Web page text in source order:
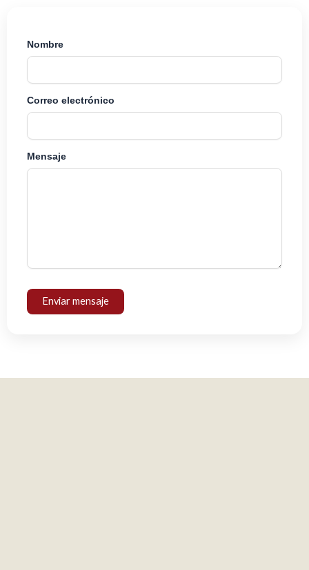
Nombre
Correo electrónico
Mensaje
Enviar mensaje